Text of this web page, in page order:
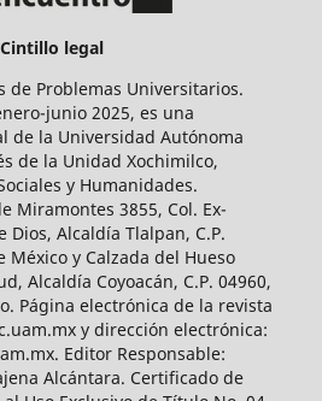
Cintillo legal
de Problemas Universitarios.
junio 2025, es una
de la Universidad Autónoma
de la Unidad Xochimilco,
y Humanidades.
Miramontes 3855, Col. Ex-
Dios, Alcaldía Tlalpan, C.P.
México y Calzada del Hueso
Alcaldía Coyoacán, C.P. 04960,
Página electrónica de la revista
y dirección electrónica:
Editor Responsable:
Alcántara. Certificado de